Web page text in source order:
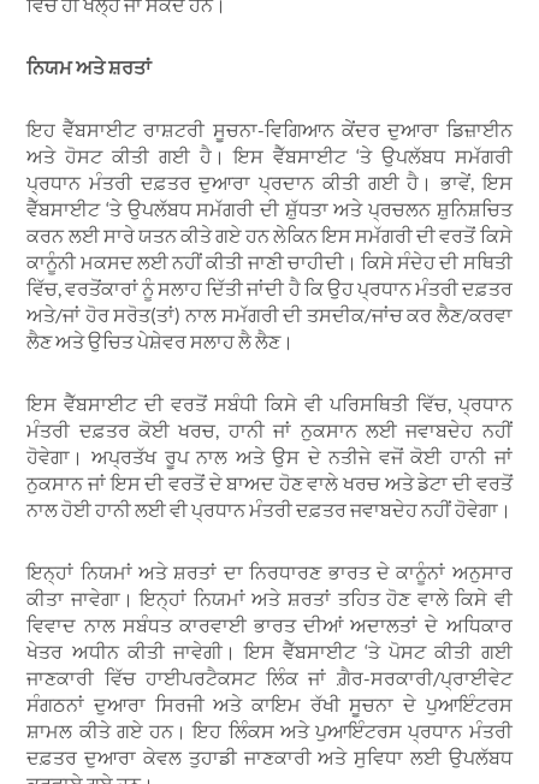
ਨਿਯਮ ਅਤੇ ਸ਼ਰਤਾਂ
ਇਹ ਵੈੱਬਸਾਈਟ ਰਾਸ਼ਟਰੀ ਸੂਚਨਾ-ਵਿਗਿਆਨ ਕੇਂਦਰ ਦੁਆਰਾ ਡਿਜ਼ਾਈਨ
ਅਤੇ ਹੋਸਟ ਕੀਤੀ ਗਈ ਹੈ। ਇਸ ਵੈੱਬਸਾਈਟ ‘ਤੇ ਉਪਲੱਬਧ ਸਮੱਗਰੀ
ਪ੍ਰਧਾਨ ਮੰਤਰੀ ਦਫ਼ਤਰ ਦੁਆਰਾ ਪ੍ਰਦਾਨ ਕੀਤੀ ਗਈ ਹੈ। ਭਾਵੇਂ, ਇਸ
ਵੈੱਬਸਾਈਟ ‘ਤੇ ਉਪਲੱਬਧ ਸਮੱਗਰੀ ਦੀ ਸ਼ੁੱਧਤਾ ਅਤੇ ਪ੍ਰਚਲਨ ਸ਼ੁਨਿਸ਼ਚਿਤ
ਕਰਨ ਲਈ ਸਾਰੇ ਯਤਨ ਕੀਤੇ ਗਏ ਹਨ ਲੇਕਿਨ ਇਸ ਸਮੱਗਰੀ ਦੀ ਵਰਤੋਂ ਕਿਸੇ
ਕਾਨੂੰਨੀ ਮਕਸਦ ਲਈ ਨਹੀਂ ਕੀਤੀ ਜਾਣੀ ਚਾਹੀਦੀ। ਕਿਸੇ ਸੰਦੇਹ ਦੀ ਸਥਿਤੀ
ਵਿੱਚ, ਵਰਤੋਂਕਾਰਾਂ ਨੂੰ ਸਲਾਹ ਦਿੱਤੀ ਜਾਂਦੀ ਹੈ ਕਿ ਉਹ ਪ੍ਰਧਾਨ ਮੰਤਰੀ ਦਫ਼ਤਰ
ਅਤੇ/ਜਾਂ ਹੋਰ ਸਰੋਤ(ਤਾਂ) ਨਾਲ ਸਮੱਗਰੀ ਦੀ ਤਸਦੀਕ/ਜਾਂਚ ਕਰ ਲੈਣ/ਕਰਵਾ
ਲੈਣ ਅਤੇ ਉਚਿਤ ਪੇਸ਼ੇਵਰ ਸਲਾਹ ਲੈ ਲੈਣ।
ਇਸ ਵੈੱਬਸਾਈਟ ਦੀ ਵਰਤੋਂ ਸਬੰਧੀ ਕਿਸੇ ਵੀ ਪਰਿਸਥਿਤੀ ਵਿੱਚ, ਪ੍ਰਧਾਨ
ਮੰਤਰੀ ਦਫ਼ਤਰ ਕੋਈ ਖਰਚ, ਹਾਨੀ ਜਾਂ ਨੁਕਸਾਨ ਲਈ ਜਵਾਬਦੇਹ ਨਹੀਂ
ਹੋਵੇਗਾ। ਅਪ੍ਰਤੱਖ ਰੂਪ ਨਾਲ ਅਤੇ ਉਸ ਦੇ ਨਤੀਜੇ ਵਜੋਂ ਕੋਈ ਹਾਨੀ ਜਾਂ
ਨੁਕਸਾਨ ਜਾਂ ਇਸ ਦੀ ਵਰਤੋਂ ਦੇ ਬਾਅਦ ਹੋਣ ਵਾਲੇ ਖਰਚ ਅਤੇ ਡੇਟਾ ਦੀ ਵਰਤੋਂ
ਨਾਲ ਹੋਈ ਹਾਨੀ ਲਈ ਵੀ ਪ੍ਰਧਾਨ ਮੰਤਰੀ ਦਫ਼ਤਰ ਜਵਾਬਦੇਹ ਨਹੀਂ ਹੋਵੇਗਾ।
ਇਨ੍ਹਾਂ ਨਿਯਮਾਂ ਅਤੇ ਸ਼ਰਤਾਂ ਦਾ ਨਿਰਧਾਰਣ ਭਾਰਤ ਦੇ ਕਾਨੂੰਨਾਂ ਅਨੁਸਾਰ
ਕੀਤਾ ਜਾਵੇਗਾ। ਇਨ੍ਹਾਂ ਨਿਯਮਾਂ ਅਤੇ ਸ਼ਰਤਾਂ ਤਹਿਤ ਹੋਣ ਵਾਲੇ ਕਿਸੇ ਵੀ
ਵਿਵਾਦ ਨਾਲ ਸਬੰਧਤ ਕਾਰਵਾਈ ਭਾਰਤ ਦੀਆਂ ਅਦਾਲਤਾਂ ਦੇ ਅਧਿਕਾਰ
ਖੇਤਰ ਅਧੀਨ ਕੀਤੀ ਜਾਵੇਗੀ। ਇਸ ਵੈੱਬਸਾਈਟ ‘ਤੇ ਪੋਸਟ ਕੀਤੀ ਗਈ
ਜਾਣਕਾਰੀ ਵਿੱਚ ਹਾਈਪਰਟੈਕਸਟ ਲਿੰਕ ਜਾਂ ਗ਼ੈਰ-ਸਰਕਾਰੀ/ਪ੍ਰਾਈਵੇਟ
ਸੰਗਠਨਾਂ ਦੁਆਰਾ ਸਿਰਜੀ ਅਤੇ ਕਾਇਮ ਰੱਖੀ ਸੂਚਨਾ ਦੇ ਪੁਆਇੰਟਰਸ
ਸ਼ਾਮਲ ਕੀਤੇ ਗਏ ਹਨ। ਇਹ ਲਿੰਕਸ ਅਤੇ ਪੁਆਇੰਟਰਸ ਪ੍ਰਧਾਨ ਮੰਤਰੀ
ਦਫ਼ਤਰ ਦੁਆਰਾ ਕੇਵਲ ਤੁਹਾਡੀ ਜਾਣਕਾਰੀ ਅਤੇ ਸੁਵਿਧਾ ਲਈ ਉਪਲੱਬਧ